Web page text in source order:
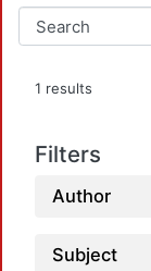
1 results
Filters
Author
Subject